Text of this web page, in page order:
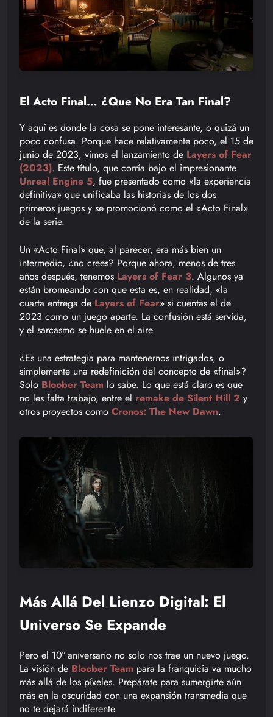
El Acto Final… ¿Que No Era Tan Final?
Y aquí es donde la cosa se pone interesante, o quizá un
poco confusa. Porque hace relativamente poco, el 15 de
junio de 2023, vimos el lanzamiento de Layers of Fear
(2023). Este título, que corría bajo el impresionante
Unreal Engine 5, fue presentado como «la experiencia
definitiva» que unificaba las historias de los dos
primeros juegos y se promocionó como el «Acto Final»
de la serie.
Un «Acto Final» que, al parecer, era más bien un
intermedio, ¿no crees? Porque ahora, menos de tres
años después, tenemos Layers of Fear 3. Algunos ya
están bromeando con que esta es, en realidad, «la
cuarta entrega de Layers of Fear» si cuentas el de
2023 como un juego aparte. La confusión está servida,
y el sarcasmo se huele en el aire.
¿Es una estrategia para mantenernos intrigados, o
simplemente una redefinición del concepto de «final»?
Solo Bloober Team lo sabe. Lo que está claro es que
no les falta trabajo, entre el remake de Silent Hill 2 y
otros proyectos como Cronos: The New Dawn.
Más Allá Del Lienzo Digital: El
Universo Se Expande
Pero el 10º aniversario no solo nos trae un nuevo juego.
La visión de Bloober Team para la franquicia va mucho
más allá de los píxeles. Prepárate para sumergirte aún
más en la oscuridad con una expansión transmedia que
no te dejará indiferente.